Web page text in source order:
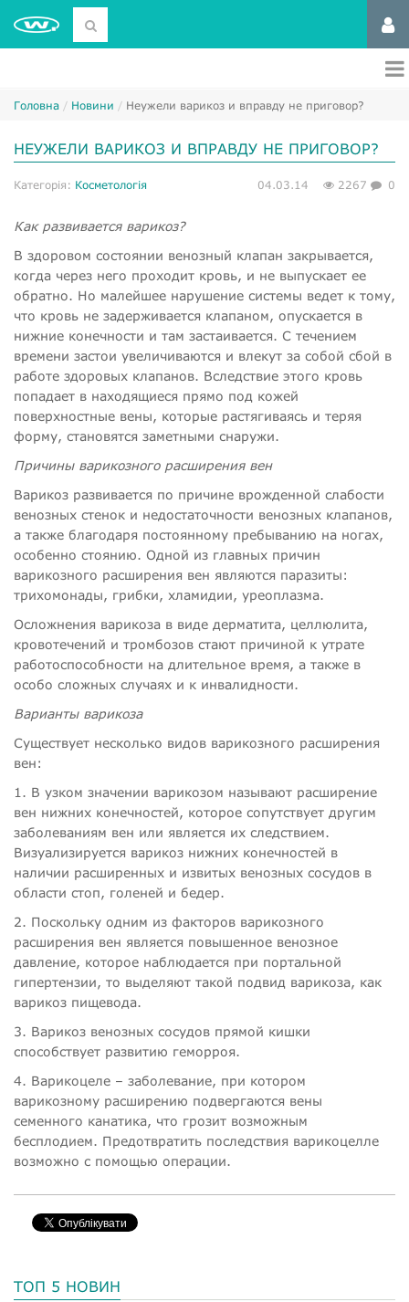
Головна Новини ​Неужели варикоз и вправду не приговор?
​НЕУЖЕЛИ ВАРИКОЗ И ВПРАВДУ НЕ ПРИГОВОР?
Категорія: Косметологія 04.03.14 2267 0
Как развивается варикоз?
В здоровом состоянии венозный клапан закрывается,
когда через него проходит кровь, и не выпускает ее
обратно. Но малейшее нарушение системы ведет к тому,
что кровь не задерживается клапаном, опускается в
нижние конечности и там застаивается. С течением
времени застои увеличиваются и влекут за собой сбой в
работе здоровых клапанов. Вследствие этого кровь
попадает в находящиеся прямо под кожей
поверхностные вены, которые растягиваясь и теряя
форму, становятся заметными снаружи.
Причины варикозного расширения вен
Варикоз развивается по причине врожденной слабости
венозных стенок и недостаточности венозных клапанов,
а также благодаря постоянному пребыванию на ногах,
особенно стоянию. Одной из главных причин
варикозного расширения вен являются паразиты:
трихомонады, грибки, хламидии, уреоплазма.
Осложнения варикоза в виде дерматита, целлюлита,
кровотечений и тромбозов стают причиной к утрате
работоспособности на длительное время, а также в
особо сложных случаях и к инвалидности.
Варианты варикоза
Существует несколько видов варикозного расширения
вен:
1. В узком значении варикозом называют расширение
вен нижних конечностей, которое сопутствует другим
заболеваниям вен или является их следствием.
Визуализируется варикоз нижних конечностей в
наличии расширенных и извитых венозных сосудов в
области стоп, голеней и бедер.
2. Поскольку одним из факторов варикозного
расширения вен является повышенное венозное
давление, которое наблюдается при портальной
гипертензии, то выделяют такой подвид варикоза, как
варикоз пищевода.
3. Варикоз венозных сосудов прямой кишки
способствует развитию геморроя.
4. Варикоцеле – заболевание, при котором
варикозному расширению подвергаются вены
семенного канатика, что грозит возможным
бесплодием. Предотвратить последствия варикоцелле
возможно с помощью операции.
ТОП 5 НОВИН